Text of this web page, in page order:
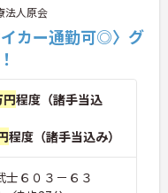
法人原会
カー通勤可◎〉グ
程度（諸手当込
程度（諸手当込み）
士６０３－６３